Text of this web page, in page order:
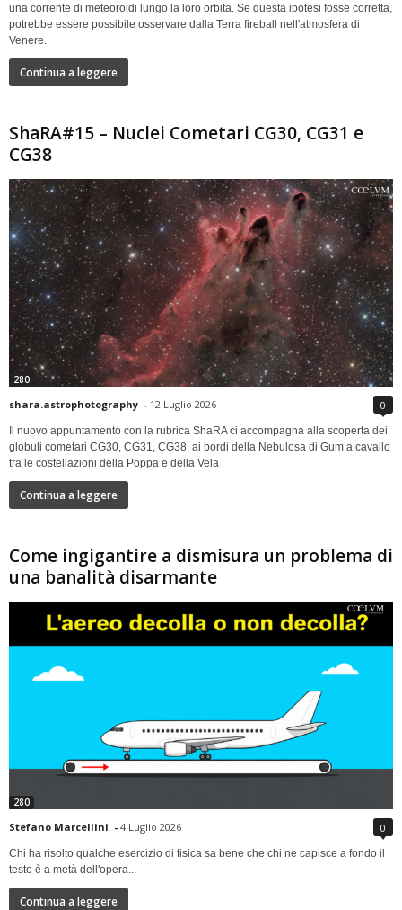
una corrente di meteoroidi lungo la loro orbita. Se questa ipotesi fosse corretta,
potrebbe essere possibile osservare dalla Terra fireball nell'atmosfera di
Venere.
Continua a leggere
ShaRA#15 – Nuclei Cometari CG30, CG31 e
CG38
280
shara.astrophotography - 12 Luglio 2026 0
Il nuovo appuntamento con la rubrica ShaRA ci accompagna alla scoperta dei
globuli cometari CG30, CG31, CG38, ai bordi della Nebulosa di Gum a cavallo
tra le costellazioni della Poppa e della Vela
Continua a leggere
Come ingigantire a dismisura un problema di
una banalità disarmante
280
Stefano Marcellini - 4 Luglio 2026 0
Chi ha risolto qualche esercizio di fisica sa bene che chi ne capisce a fondo il
testo è a metà dell'opera...
Continua a leggere